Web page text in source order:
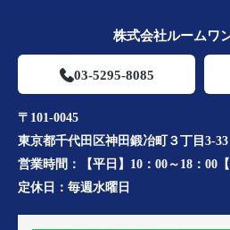
株式会社ルームワ
03-5295-8085
〒101-0045
東京都千代田区神田鍛冶町３丁目3-
営業時間：
【平日】10：00～18：00
定休日： 毎週水曜日